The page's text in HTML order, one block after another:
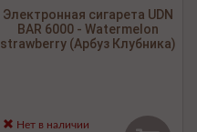
Электронная сигарета UDN
BAR 6000 - Watermelon
strawberry (Арбуз Клубника)
Нет в наличии